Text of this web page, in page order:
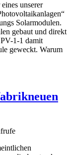
unserer
Solarmodulen.
gebaut und direkt
1-1 damit
geweckt. Warum